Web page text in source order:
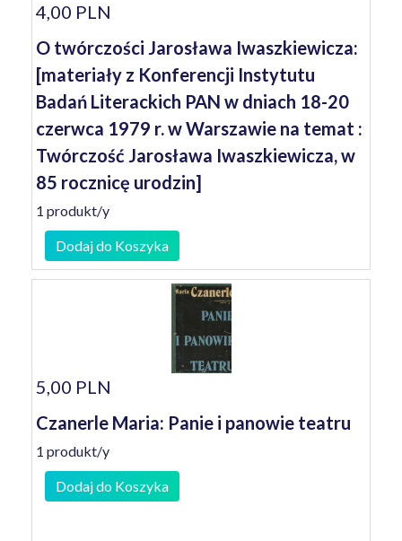
4,00 PLN
O twórczości Jarosława Iwaszkiewicza:
[materiały z Konferencji Instytutu
Badań Literackich PAN w dniach 18-20
czerwca 1979 r. w Warszawie na temat :
Twórczość Jarosława Iwaszkiewicza, w
85 rocznicę urodzin]
1 produkt/y
Dodaj do Koszyka
5,00 PLN
Czanerle Maria: Panie i panowie teatru
1 produkt/y
Dodaj do Koszyka